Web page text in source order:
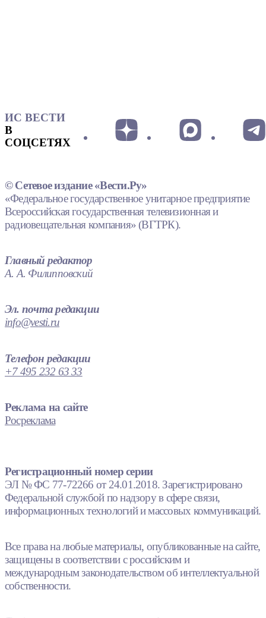
ИС ВЕСТИ
В
СОЦСЕТЯХ
© Сетевое издание «Вести.Ру»
«Федеральное государственное унитарное предприятие
Всероссийская государственная телевизионная и
радиовещательная компания» (ВГТРК).
Главный редактор
А. А. Филипповский
Эл. почта редакции
info@vesti.ru
Телефон редакции
+7 495 232 63 33
Реклама на сайте
Росреклама
Регистрационный номер серии
ЭЛ № ФС 77-72266 от 24.01.2018. Зарегистрировано
Федеральной службой по надзору в сфере связи,
информационных технологий и массовых коммуникаций.
Все права на любые материалы, опубликованные на сайте,
защищены в соответствии с российским и
международным законодательством об интеллектуальной
собственности.